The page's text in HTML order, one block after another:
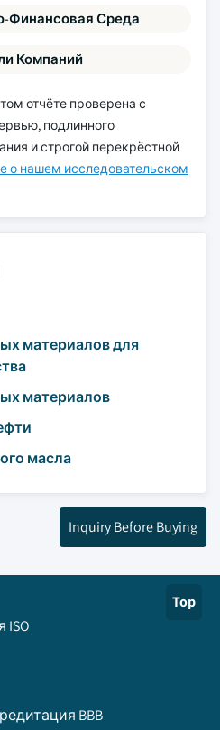
Финансовая Среда
Компаний
отчёте проверена с
подлинного
и строгой перекрёстной
о нашем исследовательском
материалов для
материалов
масла
Inquiry Before Buying
Top
ISO
BBB